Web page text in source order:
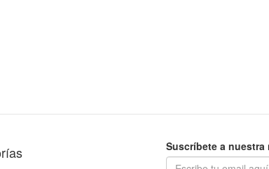
Suscríbete a nuestra